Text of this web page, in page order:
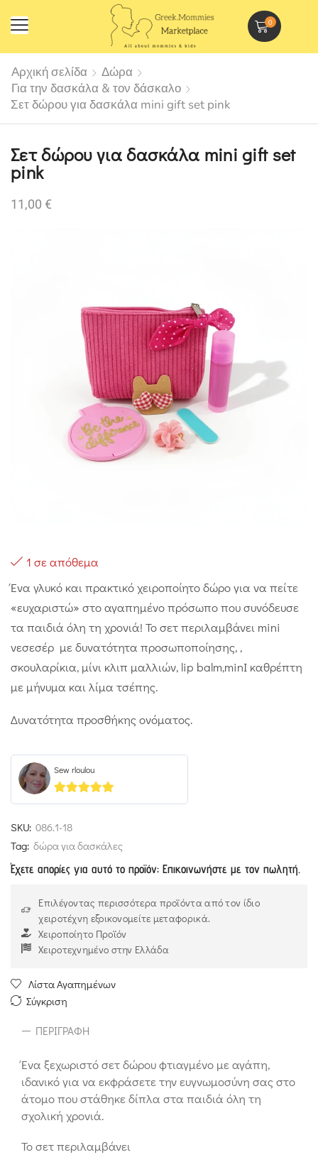
0
Αρχική σελίδα
Δώρα
Για την δασκάλα & τον δάσκαλο
Σετ δώρου για δασκάλα mini gift set pink
Σετ δώρου για δασκάλα mini gift set
pink
11,00 €
1 σε απόθεμα
Ένα γλυκό και πρακτικό χειροποίητο δώρο για να πείτε
«ευχαριστώ» στο αγαπημένο πρόσωπο που συνόδευσε
τα παιδιά όλη τη χρονιά! Το σετ περιλαμβάνει mini
νεσεσέρ με δυνατότητα προσωποποίησης, ,
σκουλαρίκια, μίνι κλιπ μαλλιών, lip balm,minI καθρέπτη
με μήνυμα και λίμα τσέπης.
Δυνατότητα προσθήκης ονόματος.
Sew rloulou
5out of 5
SKU: 086.1-18
Tag: δώρα για δασκάλες
Έχετε απορίες για αυτό το προϊόν; Επικοινωνήστε με τον πωλητή.
Επιλέγοντας περισσότερα προϊόντα από τον ίδιο
χειροτέχνη εξοικονομείτε μεταφορικά.
Χειροποίητο Προϊόν
Χειροτεχνημένο στην Ελλάδα
Λίστα Αγαπημένων
Σύγκριση
ΠΕΡΙΓΡΑΦΉ
Ένα ξεχωριστό σετ δώρου φτιαγμένο με αγάπη,
ιδανικό για να εκφράσετε την ευγνωμοσύνη σας στο
άτομο που στάθηκε δίπλα στα παιδιά όλη τη
σχολική χρονιά.
Το σετ περιλαμβάνει